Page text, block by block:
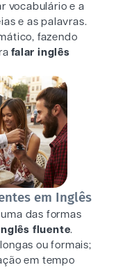
vocabulário e a
e as palavras.
fazendo
falar inglês
em Inglês
das formas
fluente.
ou formais;
em tempo